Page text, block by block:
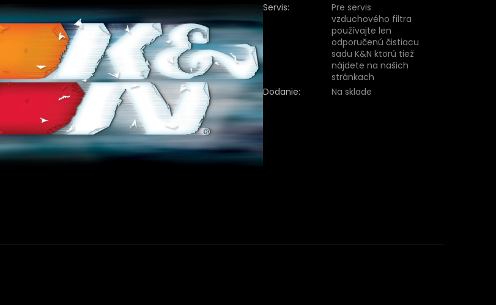
Servis:
Pre servis
vzduchového filtra
používajte len
odporučenú čistiacu
sadu K&N ktorú tiež
nájdete na našich
stránkach
Dodanie: Na sklade